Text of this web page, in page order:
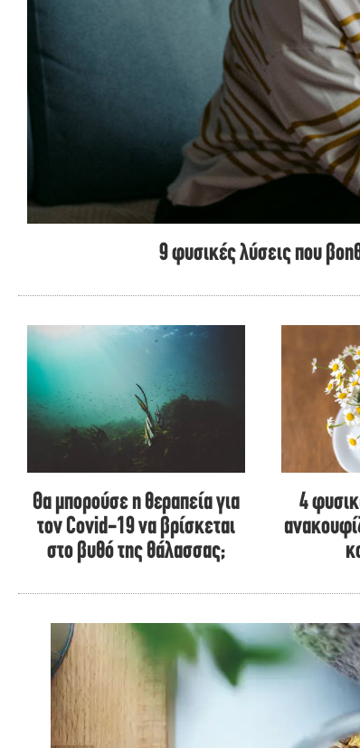
9 φυσικές λύσεις που
Θα μπορούσε η θεραπεία για
τον Covid-19 να βρίσκεται
στο βυθό της θάλασσας;
4